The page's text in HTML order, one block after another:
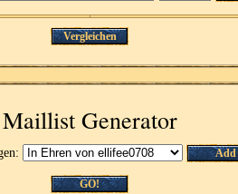
Vergleichen
Maillist Generator
Add
GO!